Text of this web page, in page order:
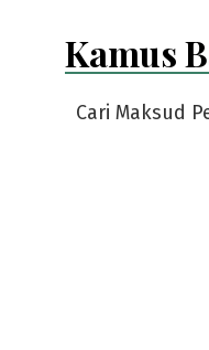
Kamus
Cari Maksud